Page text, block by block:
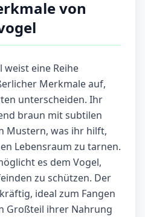
von
weist eine Reihe
Merkmale auf,
unterscheiden. Ihr
braun mit subtilen
Mustern, was ihr hilft,
Lebensraum zu tarnen.
es dem Vogel,
zu schützen. Der
ideal zum Fangen
Großteil ihrer Nahrung